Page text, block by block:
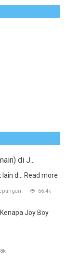
di J...
d... Read more
66.4k
Joy Boy